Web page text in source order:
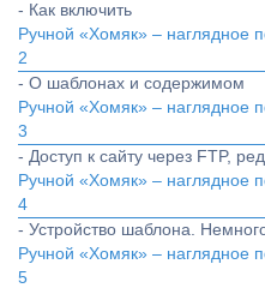
- Как включить
Ручной «Хомяк» – наглядное
2
- О шаблонах и содержимом
Ручной «Хомяк» – наглядное
3
- Доступ к сайту через FTP,
Ручной «Хомяк» – наглядное
4
- Устройство шаблона.
Ручной «Хомяк» – наглядное
5